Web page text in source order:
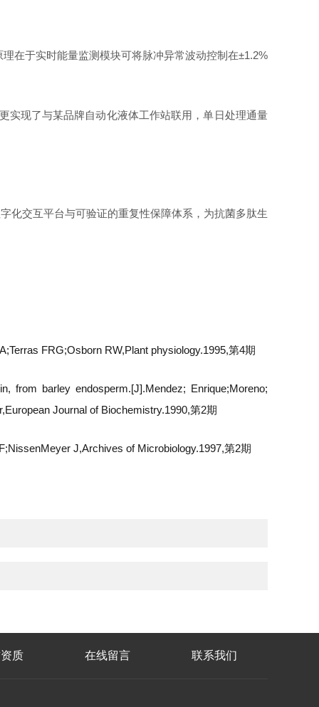
在于实时能量监测模块可将脉冲异常波动控制在±1.2%
实现了与某品牌自动化液体工作站联用，单日处理通量
化交互平台与可验证的重复性保障体系，为抗菌多肽生
FRG;Osborn RW,Plant physiology.1995,第4期
from barley endosperm.[J].Mendez; Enrique;Moreno;
Journal of Biochemistry.1990,第2期
J,Archives of Microbiology.1997,第2期
质 在线留言 联系我们